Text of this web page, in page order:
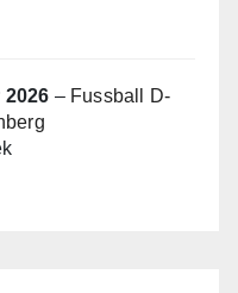
2026 – Fussball D-